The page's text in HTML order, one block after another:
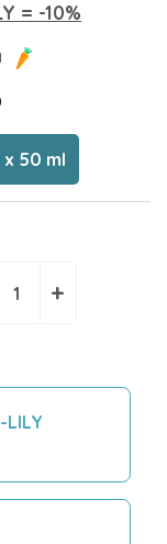
= -10%
(1 avis)
x 50 ml
+
LILY